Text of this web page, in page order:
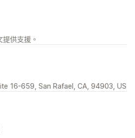
供支援。
16-659, San Rafael, CA, 94903, US